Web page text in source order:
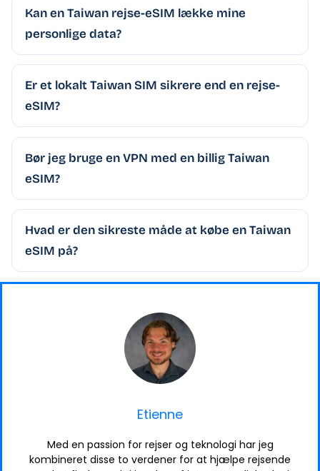
Kan en Taiwan rejse-eSIM lække mine
personlige data?
Er et lokalt Taiwan SIM sikrere end en rejse-
eSIM?
Bør jeg bruge en VPN med en billig Taiwan
eSIM?
Hvad er den sikreste måde at købe en Taiwan
eSIM på?
Etienne
Med en passion for rejser og teknologi har jeg
kombineret disse to verdener for at hjælpe rejsende